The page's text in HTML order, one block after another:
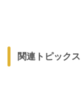
関連トピックス